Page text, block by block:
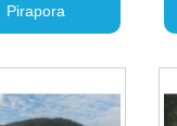
Pirapora